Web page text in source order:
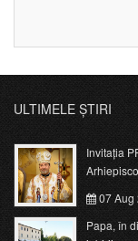
ULTIMELE ȘTIRI
Invitația
07 Aug
Papa, în